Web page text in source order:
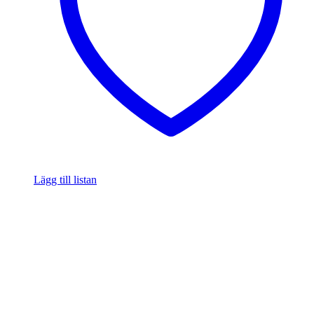
Lägg till listan